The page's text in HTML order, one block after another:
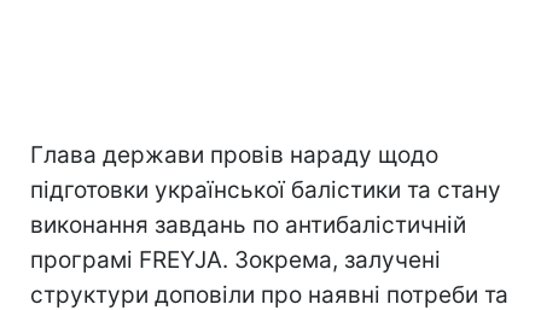
Глава держави провів нараду щодо
підготовки української балістики та стану
виконання завдань по антибалістичній
програмі FREYJA. Зокрема, залучені
структури доповіли про наявні потреби та